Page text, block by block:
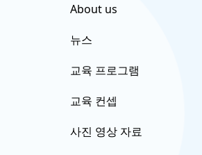
About us
뉴스
교육 프로그램
교육 컨셉
사진 영상 자료